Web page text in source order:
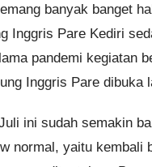
banyak banget
Inggris Pare Kediri
pandemi kegiatan
Inggris Pare dibuka
ini sudah semakin
normal, yaitu kembali